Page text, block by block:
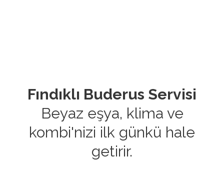
Fındıklı Buderus Servisi
Beyaz eşya, klima ve
kombi'nizi ilk günkü hale
getirir.